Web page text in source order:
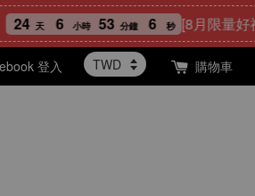
6 小時 53 分鐘 5 秒 [8月限量好禮] ★
登入 購物車